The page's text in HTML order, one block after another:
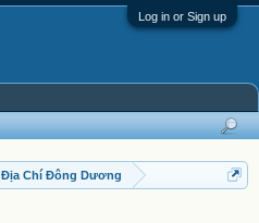
Log in or Sign up
Địa Chí Đông Dương